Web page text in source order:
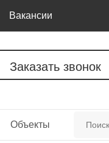
Вакансии
Заказать звонок
Объекты